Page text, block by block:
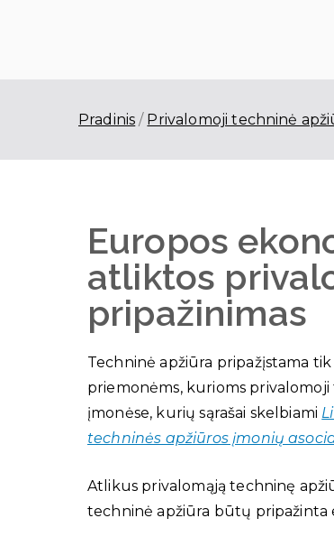
Pradinis Privalomoji techninė
Europos
atliktos
pripažinimas
Techninė apžiūra pripažįstama
priemonėms, kurioms
įmonėse, kurių sąrašai skelbiami
techninės apžiūros įmonių
Atlikus privalomąją techninę
techninė apžiūra būtų pripažinta